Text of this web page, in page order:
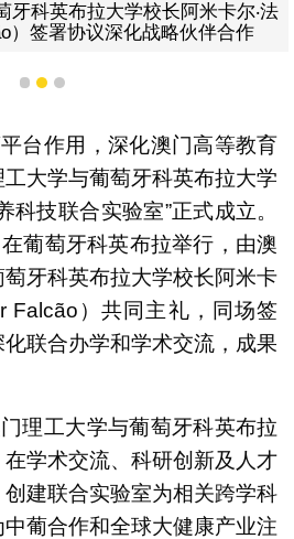
牙科英布拉大学校长阿米卡尔‧法
）签署协议深化战略伙伴合作
1 2 3
台作用，深化澳门高等教育
大学与葡萄牙科英布拉大学
科技联合实验室”正式成立。
葡萄牙科英布拉举行，由澳
牙科英布拉大学校长阿米卡
Falcão）共同主礼，同场签
联合办学和学术交流，成果
理工大学与葡萄牙科英布拉
学术交流、科研创新及人才
建联合实验室为相关跨学科
葡合作和全球大健康产业注